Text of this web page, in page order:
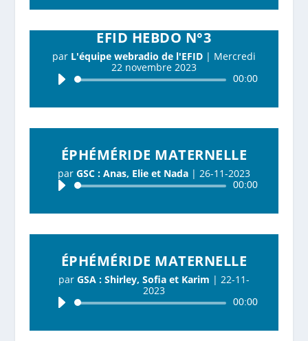
EFID HEBDO N°3
par L'équipe webradio de l'EFID| Mercredi
22 novembre 2023
Lecteur
00:00
ÉPHÉMÉRIDE MATERNELLE
par GSC : Anas, Elie et Nada| 26-11-2023
Lecteur
00:00
ÉPHÉMÉRIDE MATERNELLE
par GSA : Shirley, Sofia et Karim | 22-11-
2023
Lecteur
00:00